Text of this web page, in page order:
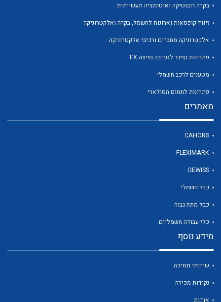
לכל מוצרי היצרן
בקרה רובוטיקה ואוטומציה תעשייתית
זיווד קופסאות וארונות לחשמל, בקרה ואלקטרוניקה
אלקטרוניקה מחברים ורכיבי אלקטרוניקה
פתרונות וציוד לסביבה נפיצה EX
מטענים לרכב חשמלי
פתרונות לתחום הסולארי
מאמרים
CAHORS
FLEXIMARK
GEWISS
כבל חשמלי
כבל מתח גבוה
כלי עבודה חשמליים
מידע נוסף
שירותי תמיכה
נקודות מכירה
אודות